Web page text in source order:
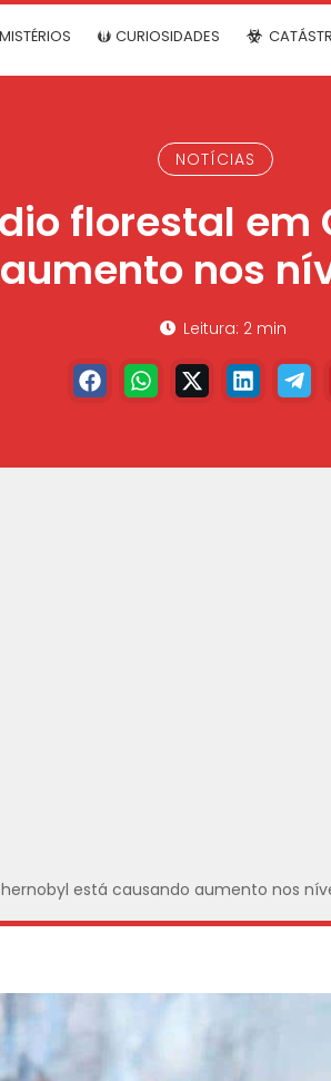
MISTÉRIOS CURIOSIDADES
NOTÍCIAS
florestal em
nos
Leitura: 2 min
está causando aumento nos